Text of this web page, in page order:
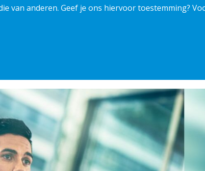
van anderen. Geef je ons hiervoor toestemming?